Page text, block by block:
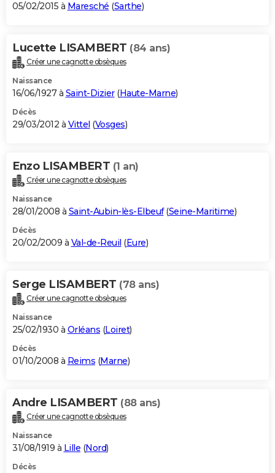
05/02/2015 à Maresché (Sarthe)
Lucette LISAMBERT (84 ans)
Créer une cagnotte obsèques
Naissance
16/06/1927 à Saint-Dizier(Haute-Marne)
Décès
29/03/2012 à Vittel (Vosges)
Enzo LISAMBERT (1 an)
Créer une cagnotte obsèques
Naissance
28/01/2008 à Saint-Aubin-lès-Elbeuf(Seine-Maritime)
Décès
20/02/2009 à Val-de-Reuil (Eure)
Serge LISAMBERT (78 ans)
Créer une cagnotte obsèques
Naissance
25/02/1930 à Orléans (Loiret)
Décès
01/10/2008 à Reims (Marne)
Andre LISAMBERT (88 ans)
Créer une cagnotte obsèques
Naissance
31/08/1919 à Lille (Nord)
Décès